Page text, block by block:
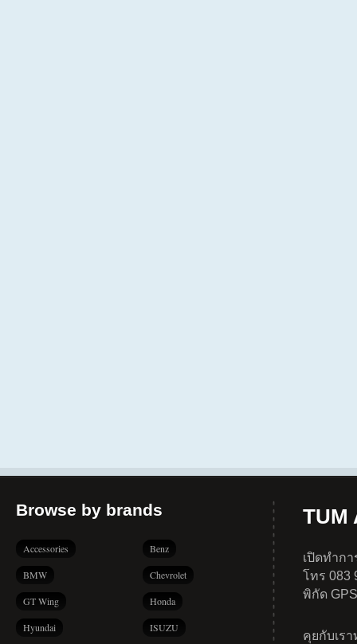
Browse by brands
Accessories Benz
BMW Chevrolet
GT Wing Honda
Hyundai ISUZU
TUM
เปิดทำก
โทร 083
พิกัด
คุยกับเร